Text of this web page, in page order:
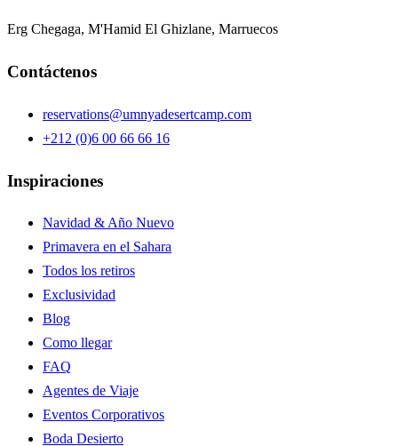
Erg Chegaga, M'Hamid El Ghizlane, Marruecos
Contáctenos
reservations@umnyadesertcamp.com
+212 (0)6 00 66 66 16
Inspiraciones
Navidad & Año Nuevo
Primavera en el Sahara
Todos los retiros
Exclusividad
Blog
Como llegar
FAQ
Agentes de Viaje
Eventos Corporativos
Boda Desierto